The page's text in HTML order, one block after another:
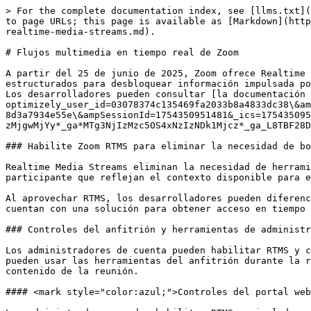
> For the complete documentation index, see [llms.txt](https://library.zoom.com/llms.txt). Markdown versions of documentation pages are available by appending `.md` to page URLs; this page is available as [Markdown](https://library.zoom.com/technical-library/es/zoom-workplace/zoom-meetings/securing-zoom-meetings-explainer/zoom-realtime-media-streams.md).

# Flujos multimedia en tiempo real de Zoom

A partir del 25 de junio de 2025, Zoom ofrece Realtime Media Streams, que proporcionan a los desarrolladores acceso directo a datos de reunión enriquecidos y estructurados para desbloquear información impulsada por IA, automatizar flujos de trabajo críticos y crear integraciones de gran impacto en la plataforma de Zoom. Los desarrolladores pueden consultar [la documentación de Realtime Media Streams](https://developers.zoom.us/docs/rtms/?optimizely_user_id=03078374c135469fa2033b8a4833dc38\&ampDeviceId=b4f137e8-7d3f-4959-8869-8d3a7934e55e\&ampSessionId=1754350951481&_ics=1754350950680\&irclickid=~eb8ZWZ4~396XY52RUV28ZPQNSKEFwszqurujkab5YWLGFvpic96X&_gl=1*1r8vnfc*_gcl_au*MTUzNTIzNzY3MC4xNzUzMjgwMjYy*_ga*MTg3NjIzMzc5OS4xNzIzNDk1Mjcz*_ga_L8TBF28DDX*czE3NTQzNTA5NTAkbzE4MSRnMCR0MTc1NDM1MDk1MCRqNjAkbDAkaDA.) para comenzar.

### Habilite Zoom RTMS para eliminar la necesidad de bots de terceros

Realtime Media Streams eliminan la necesidad de herramientas automatizadas de terceros en las reuniones. Las aplicaciones recibirán flujos de datos estructurados por participante que reflejan el contexto disponible para el usuario que las autorizó.

Al aprovechar RTMS, los desarrolladores pueden diferenciar sus aplicaciones, mejorar el rendimiento y ampliar las oportunidades de ingresos. Además, las empresas cuentan con una solución para obtener acceso en tiempo real a sus conversaciones más críticas para obtener información, cumplimiento y flujos de trabajo mejorados.

### Controles del anfitrión y herramientas de administrador

Los administradores de cuenta pueden habilitar RTMS y configurar los conmutadores de inicio automático de RTMS en el portal web de Zoom. Además, los anfitriones pueden usar las herramientas del anfitrión durante la reunión para controlar si los participantes deben solicitar la aprobación del anfitrión para acceder al contenido de la reunión.

#### <mark style="color:azul;">Controles del portal web de administrador</mark>

Los administradores pueden habilitar RTMS a nivel de cuenta, grupo o usuario dentro de la Configuración de Zoom Apps en el portal web de Zoom.

<div data-with-frame="true"><figure><img src="/files/bebd1d54d503e29914f32e7bd479fe266dc8801e" alt=""><figcaption></figcaption></figure></div>

Además de compartir contenido de la reunión en tiempo real con las aplicaciones, los administradores pueden elegir iniciar automáticamente las aplicaciones:

1. En la configuración Aplicaciones de inicio automático que acceden al contenido compartido de la reunión en tiempo real, haga clic en Seleccione una aplicación para iniciarla automáticamente.
2. Seleccione la aplicación o aplicaciones habilitadas para RTMS y establezca Auto-start en Activado.

<div align="center" data-with-frame="true"><figure><img src="/files/